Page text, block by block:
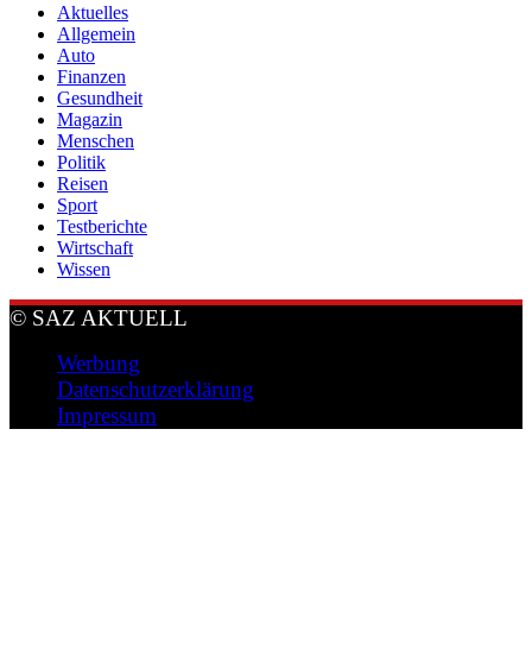
Aktuelles
Allgemein
Auto
Finanzen
Gesundheit
Magazin
Menschen
Politik
Reisen
Sport
Testberichte
Wirtschaft
Wissen
© SAZ AKTUELL
Werbung
Datenschutzerklärung
Impressum